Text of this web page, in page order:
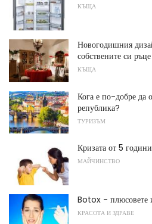
КЪЩА
Новогодишния
собствените си ръце
КЪЩА
Кога е по-добре да
република?
ТУРИЗЪМ
Кризата от 5
МАЙЧИНСТВО
Botox - плюсовете
КРАСОТА И ЗДРАВЕ